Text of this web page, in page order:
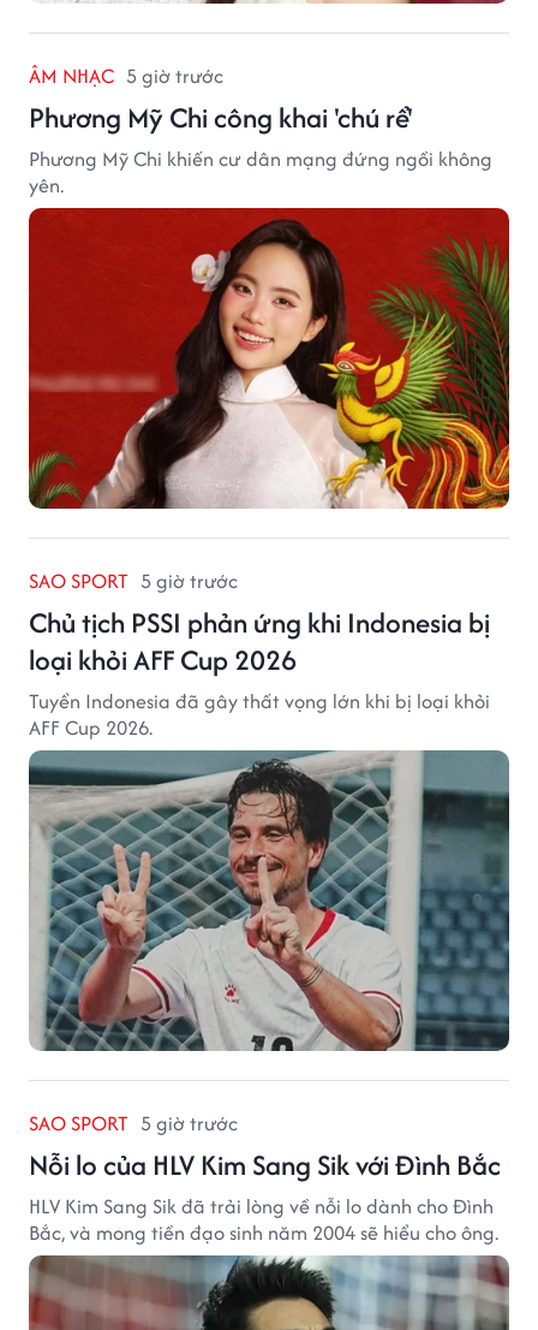
ÂM NHẠC 5 giờ trước
Phương Mỹ Chi công khai 'chú rể'
Phương Mỹ Chi khiến cư dân mạng đứng ngồi không
yên.
SAO SPORT 5 giờ trước
Chủ tịch PSSI phản ứng khi Indonesia bị
loại khỏi AFF Cup 2026
Tuyển Indonesia đã gây thất vọng lớn khi bị loại khỏi
AFF Cup 2026.
SAO SPORT 5 giờ trước
Nỗi lo của HLV Kim Sang Sik với Đình Bắc
HLV Kim Sang Sik đã trải lòng về nỗi lo dành cho Đình
Bắc, và mong tiền đạo sinh năm 2004 sẽ hiểu cho ông.